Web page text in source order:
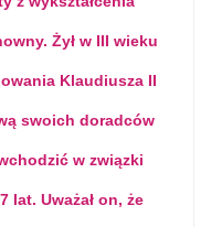
Żył w III wieku
Klaudiusza II
swoich doradców
w związki
lat. Uważał on, że